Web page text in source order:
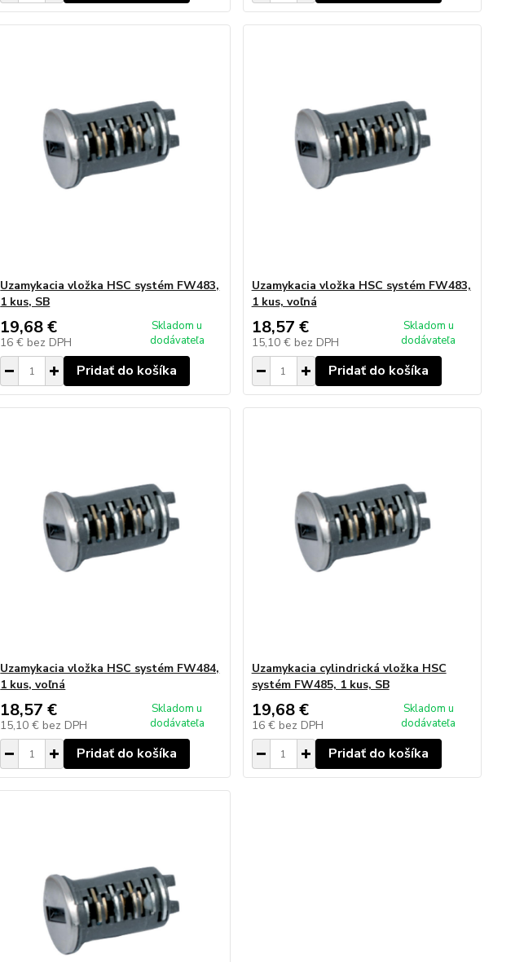
Uzamykacia vložka HSC systém FW483,
1 kus, SB
19,68 €
16 € bez DPH
Skladom u
dodávateľa
Pridať do košíka
Uzamykacia vložka HSC systém FW483,
1 kus, voľná
18,57 €
15,10 € bez DPH
Skladom u
dodávateľa
Pridať do košíka
Uzamykacia vložka HSC systém FW484,
1 kus, voľná
18,57 €
15,10 € bez DPH
Skladom u
dodávateľa
Pridať do košíka
Uzamykacia cylindrická vložka HSC
systém FW485, 1 kus, SB
19,68 €
16 € bez DPH
Skladom u
dodávateľa
Pridať do košíka